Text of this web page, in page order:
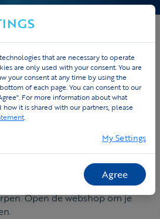
CONTACT & HELP
KLEDING
je bestelling te plaatsen.
Open de webshop om je
that are necessary to operate
are only used with your consent. You are
your consent at any time by using the
of each page. You can consent to our
For more information about what
it is shared with our partners, please
.
My Settings
Agree